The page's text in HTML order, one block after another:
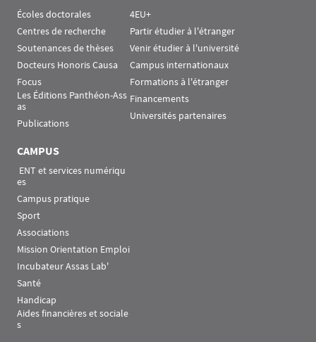
Écoles doctorales
Centres de recherche
Soutenances de thèses
Docteurs Honoris Causa
Focus
Les Éditions Panthéon-Ass
as
Publications
4EU+
Partir étudier à l'étranger
Venir étudier à l'université
Campus internationaux
Formations à l'étranger
Financements
Universités partenaires
CAMPUS
es
Campus pratique
Sport
Associations
Mission Orientation Emploi
Incubateur Assas Lab'
Santé
Handicap
Aides financières et sociale
s